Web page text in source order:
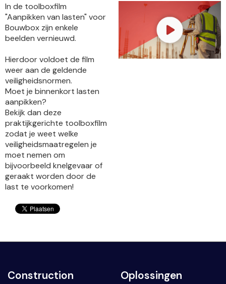
In de toolboxfilm
"Aanpikken van lasten" voor
Bouwbox zijn enkele
beelden vernieuwd.
Hierdoor voldoet de film
weer aan de geldende
veiligheidsnormen.
Moet je binnenkort lasten
aanpikken?
Bekijk dan deze
praktijkgerichte toolboxfilm
zodat je weet welke
veiligheidsmaatregelen je
moet nemen om
bijvoorbeeld knelgevaar of
geraakt worden door de
last te voorkomen!
Construction
Oplossingen